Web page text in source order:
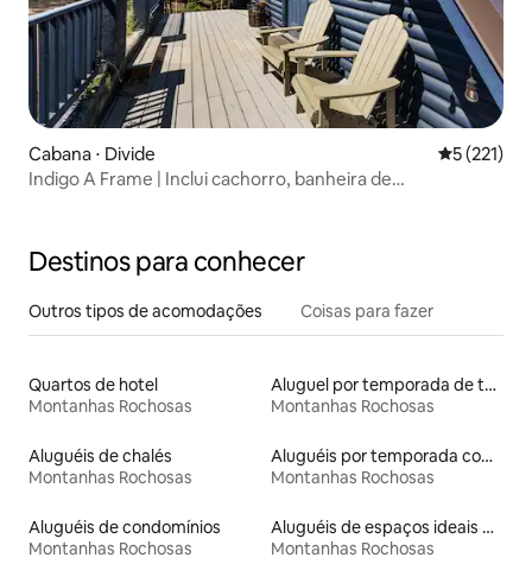
Cabana ⋅ Divide 5 de uma
5 (221)
Indigo A Frame | Inclui cachorro, banheira de
Destinos para conhecer
Outros tipos de acomodações Coisas para fazer
Quartos de hotel
Montanhas Rochosas
Aluguel por temporada de tendas tipi
Montanhas Rochosas
Aluguéis de chalés
Montanhas Rochosas
Aluguéis por temporada com terraço
Montanhas Rochosas
Aluguéis de condomínios
Montanhas Rochosas
Aluguéis de espaços ideais para famílias
Montanhas Rochosas